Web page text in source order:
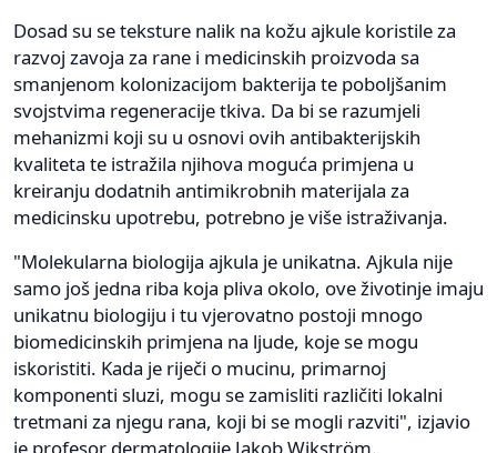
Dosad su se teksture nalik na kožu ajkule koristile za
razvoj zavoja za rane i medicinskih proizvoda sa
smanjenom kolonizacijom bakterija te poboljšanim
svojstvima regeneracije tkiva. Da bi se razumjeli
mehanizmi koji su u osnovi ovih antibakterijskih
kvaliteta te istražila njihova moguća primjena u
kreiranju dodatnih antimikrobnih materijala za
medicinsku upotrebu, potrebno je više istraživanja.
"Molekularna biologija ajkula je unikatna. Ajkula nije
samo još jedna riba koja pliva okolo, ove životinje imaju
unikatnu biologiju i tu vjerovatno postoji mnogo
biomedicinskih primjena na ljude, koje se mogu
iskoristiti. Kada je riječi o mucinu, primarnoj
komponenti sluzi, mogu se zamisliti različiti lokalni
tretmani za njegu rana, koji bi se mogli razviti", izjavio
je profesor dermatologije Jakob Wikström.